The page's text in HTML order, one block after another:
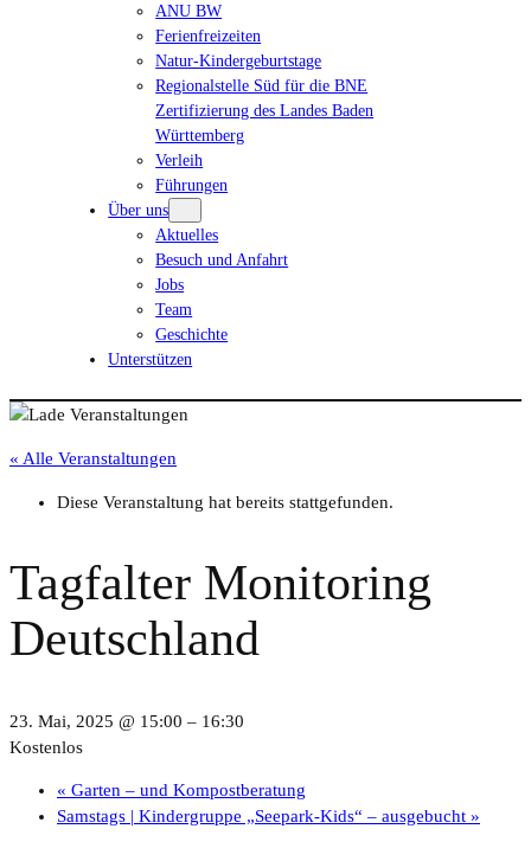
ANU BW
Ferienfreizeiten
Natur-Kindergeburtstage
Regionalstelle Süd für die BNE
Zertifizierung des Landes Baden
Württemberg
Verleih
Führungen
Über uns
Aktuelles
Besuch und Anfahrt
Jobs
Team
Geschichte
Unterstützen
« Alle Veranstaltungen
Diese Veranstaltung hat bereits stattgefunden.
Tagfalter Monitoring
Deutschland
23. Mai, 2025 @ 15:00 – 16:30
Kostenlos
« Garten – und Kompostberatung
Samstags | Kindergruppe „Seepark-Kids“ – ausgebucht »